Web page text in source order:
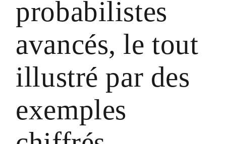
probabilistes
avancés, le tout
illustré par des
exemples